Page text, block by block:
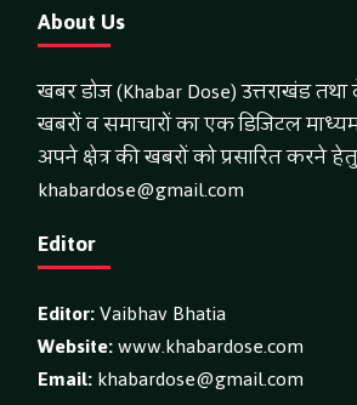
About Us
खबर डोज (Khabar Dose) उत्तराखंड
खबरों व समाचारों का एक डिजिटल
अपने क्षेत्र की खबरों को प्रसारित करने
khabardose@gmail.com
Editor
Editor:Vaibhav Bhatia
Website:www.khabardose.com
Email:khabardose@gmail.com